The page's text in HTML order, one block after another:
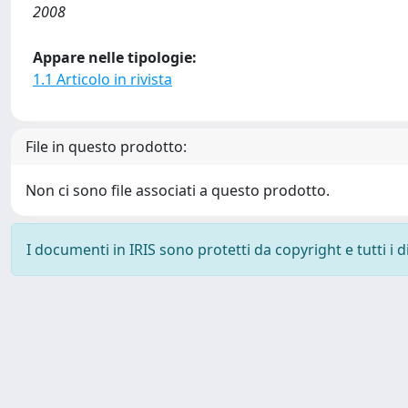
2008
Appare nelle tipologie:
1.1 Articolo in rivista
File in questo prodotto:
Non ci sono file associati a questo prodotto.
I documenti in IRIS sono protetti da copyright e tutti i